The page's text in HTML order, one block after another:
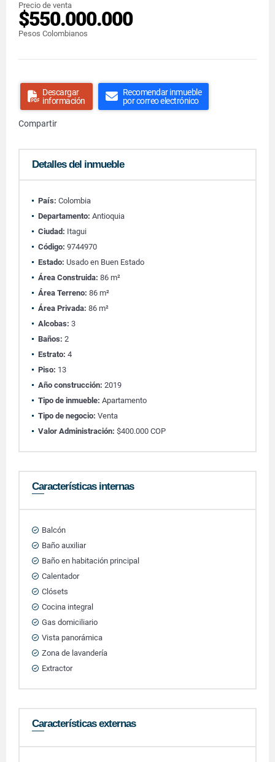
Precio de venta
$550.000.000
Pesos Colombianos
Descargar
información
Recomendar inmueble
por correo electrónico
Compartir
Detalles del inmueble
País: Colombia
Departamento: Antioquia
Ciudad: Itagui
Código: 9744970
Estado: Usado en Buen Estado
Área Construida: 86 m²
Área Terreno: 86 m²
Área Privada: 86 m²
Alcobas: 3
Baños: 2
Estrato: 4
Piso: 13
Año construcción: 2019
Tipo de inmueble: Apartamento
Tipo de negocio: Venta
Valor Administración: $400.000 COP
Características internas
Balcón
Baño auxiliar
Baño en habitación principal
Calentador
Clósets
Cocina integral
Gas domiciliario
Vista panorámica
Zona de lavandería
Extractor
Características externas